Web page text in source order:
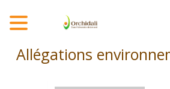
Allégations